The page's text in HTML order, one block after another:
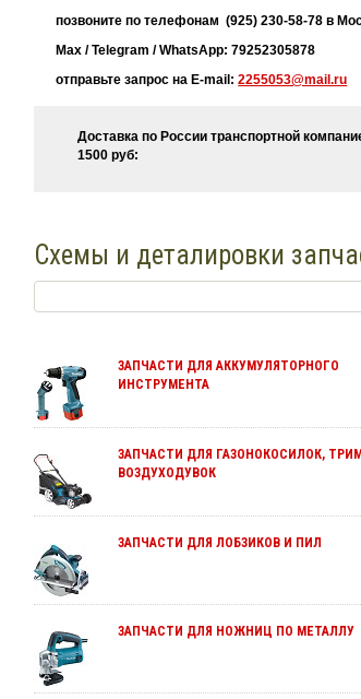
позвоните по телефонам (925) 230-58-78 в
Max / Telegram / WhatsApp: 79252305878
отправьте запрос на E-mail:2255053@mail.ru
Доставка по России транспортной
1500 руб:
Схемы и деталировки
ЗАПЧАСТИ ДЛЯ АККУМУЛЯТОРНОГО
ИНСТРУМЕНТА
ЗАПЧАСТИ ДЛЯ ГАЗОНОКОСИЛОК,
ВОЗДУХОДУВОК
ЗАПЧАСТИ ДЛЯ ЛОБЗИКОВ И ПИЛ
ЗАПЧАСТИ ДЛЯ НОЖНИЦ ПО МЕТАЛЛУ